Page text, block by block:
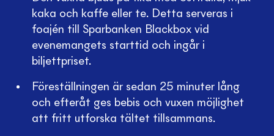
kaka och kaffe eller te. Detta serveras i
foajén till Sparbanken Blackbox vid
evenemangets starttid och ingår i
biljettpriset.
Föreställningen är sedan 25 minuter lång
och efteråt ges bebis och vuxen möjlighet
att fritt utforska tältet tillsammans.